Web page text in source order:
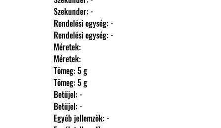
                Szekunder: -
                Rendelési egység: -
                Rendelési egység: -
                Méretek:
                Méretek:
                Tömeg: 5 g
                Tömeg: 5 g
                Betűjel: -
                Betűjel: -
                Egyéb jellemzők: -